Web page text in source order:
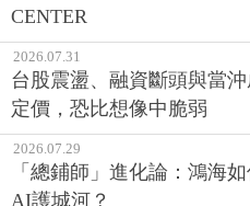
CENTER
2026.07.31
台股震盪、融資斷頭與當
定價，恐比想像中脆弱
2026.07.29
「總鋪師」進化論：鴻海
AI護城河？